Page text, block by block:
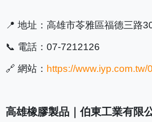
📍 地址：高雄市苓雅區福德三路
📞 電話：07-7212126
🔗 網站： https://www.iyp.com.tw/
高雄橡膠製品｜伯東工業有限